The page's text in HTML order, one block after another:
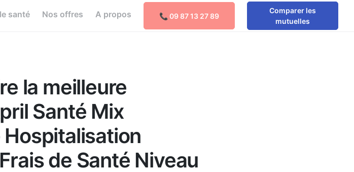
santé Nos offres A propos 📞 09 87 13 27 89
Comparer les
mutuelles
Comparer les mutuelles
la meilleure
Santé Mix
de Santé Niveau